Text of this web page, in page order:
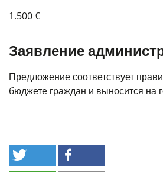
1.500 €
Заявление
Предложение соответствует
бюджете граждан и выносится на